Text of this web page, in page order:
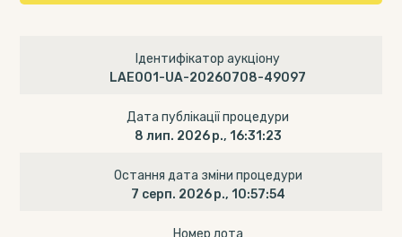
Ідентифікатор аукціону
LAE001-UA-20260708-49097
Дата публікації процедури
8 лип. 2026 р., 16:31:23
Остання дата зміни процедури
7 серп. 2026 р., 10:57:54
Номер лота